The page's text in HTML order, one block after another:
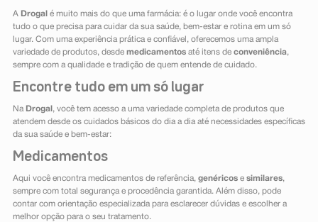
A Drogal é muito mais do que uma farmácia: é o lugar onde você encontra
tudo o que precisa para cuidar da sua saúde, bem-estar e rotina em um só
lugar. Com uma experiência prática e confiável, oferecemos uma ampla
variedade de produtos, desde medicamentosaté itens de conveniência,
sempre com a qualidade e tradição de quem entende de cuidado.
Encontre tudo em um só lugar
Na Drogal , você tem acesso a uma variedade completa de produtos que
atendem desde os cuidados básicos do dia a dia até necessidades específicas
da sua saúde e bem-estar:
Medicamentos
Aqui você encontra medicamentos de referência, genéricose similares,
sempre com total segurança e procedência garantida. Além disso, pode
contar com orientação especializada para esclarecer dúvidas e escolher a
melhor opção para o seu tratamento.